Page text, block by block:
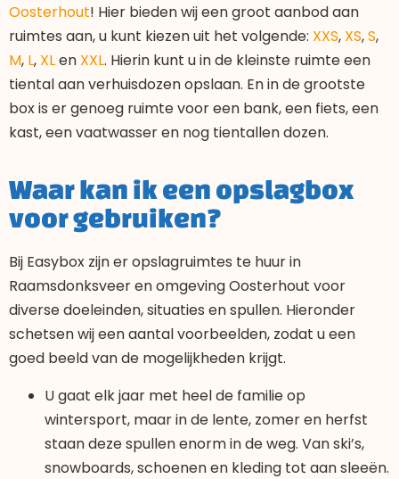
Oosterhout! Hier bieden wij een groot aanbod aan
ruimtes aan, u kunt kiezen uit het volgende: XXS, XS,S,
M, L, XLen XXL. Hierin kunt u in de kleinste ruimte een
tiental aan verhuisdozen opslaan. En in de grootste
box is er genoeg ruimte voor een bank, een fiets, een
kast, een vaatwasser en nog tientallen dozen.
Waar kan ik een opslagbox
voor gebruiken?
Bij Easybox zijn er opslagruimtes te huur in
Raamsdonksveer en omgeving Oosterhout voor
diverse doeleinden, situaties en spullen. Hieronder
schetsen wij een aantal voorbeelden, zodat u een
goed beeld van de mogelijkheden krijgt.
U gaat elk jaar met heel de familie op
wintersport, maar in de lente, zomer en herfst
staan deze spullen enorm in de weg. Van ski’s,
snowboards, schoenen en kleding tot aan sleeën.